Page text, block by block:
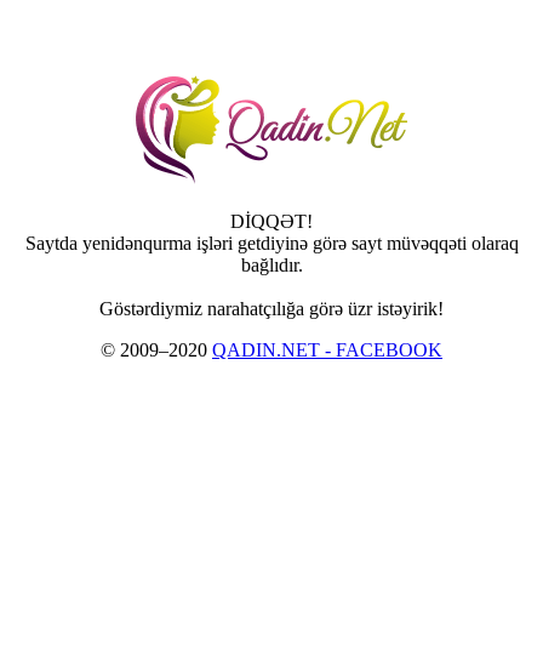
DİQQƏT!
Saytda yenidənqurma işləri getdiyinə görə sayt müvəqqəti olaraq
bağlıdır.
Göstərdiymiz narahatçılığa görə üzr istəyirik!
© 2009–2020 QADIN.NET - FACEBOOK